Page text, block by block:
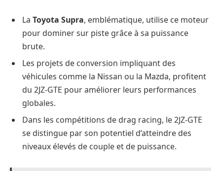
La Toyota Supra, emblématique, utilise ce moteur
pour dominer sur piste grâce à sa puissance
brute.
Les projets de conversion impliquant des
véhicules comme la Nissan ou la Mazda, profitent
du 2JZ-GTE pour améliorer leurs performances
globales.
Dans les compétitions de drag racing, le 2JZ-GTE
se distingue par son potentiel d’atteindre des
niveaux élevés de couple et de puissance.